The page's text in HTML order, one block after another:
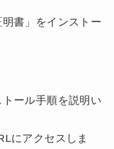
書」をインストー
ール手順を説明い
にアクセスしま